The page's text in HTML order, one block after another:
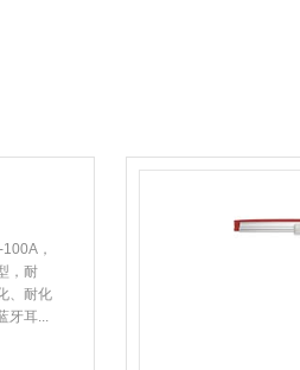
，
，耐
、耐化
牙耳...